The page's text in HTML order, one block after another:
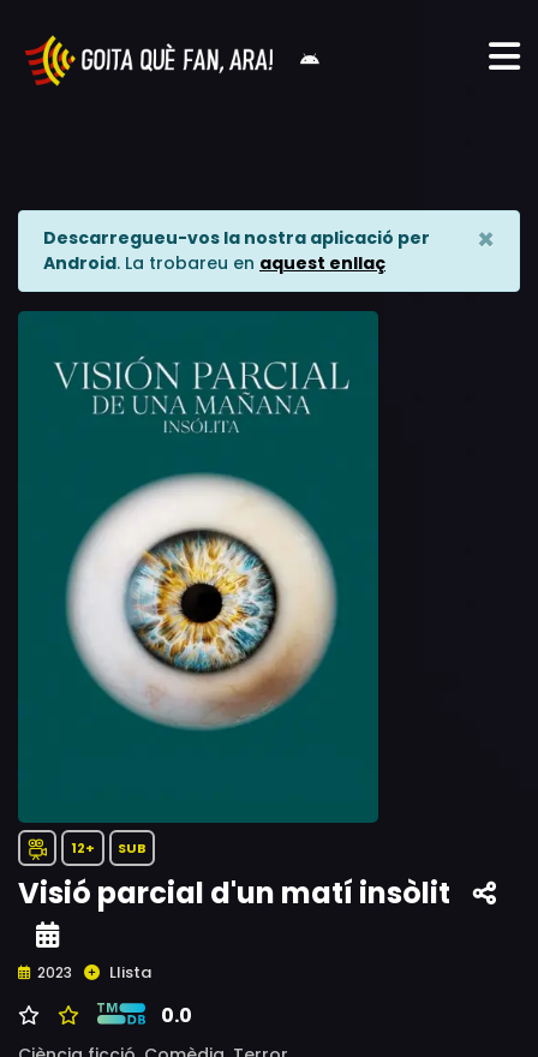
Descarregueu-vos la nostra aplicació per
Android. La trobareu en aquest enllaç
×
12+ SUB
Visió parcial d'un matí insòlit
2023 Llista
0.0